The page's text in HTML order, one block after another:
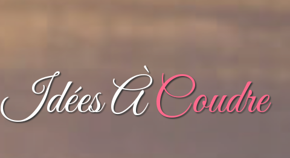
Idées ÀCoudre